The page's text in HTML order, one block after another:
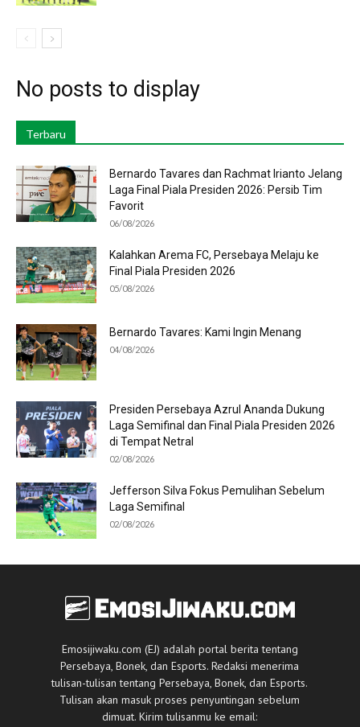
No posts to display
Terbaru
Bernardo Tavares dan Rachmat Irianto Jelang
Laga Final Piala Presiden 2026: Persib Tim
Favorit
06/08/2026
Kalahkan Arema FC, Persebaya Melaju ke
Final Piala Presiden 2026
05/08/2026
Bernardo Tavares: Kami Ingin Menang
04/08/2026
Presiden Persebaya Azrul Ananda Dukung
Laga Semifinal dan Final Piala Presiden 2026
di Tempat Netral
02/08/2026
Jefferson Silva Fokus Pemulihan Sebelum
Laga Semifinal
02/08/2026
Emosijiwaku.com (EJ) adalah portal berita tentang
Persebaya, Bonek, dan Esports. Redaksi menerima
tulisan-tulisan tentang Persebaya, Bonek, dan Esports.
Tulisan akan masuk proses penyuntingan sebelum
dimuat. Kirim tulisanmu ke email: